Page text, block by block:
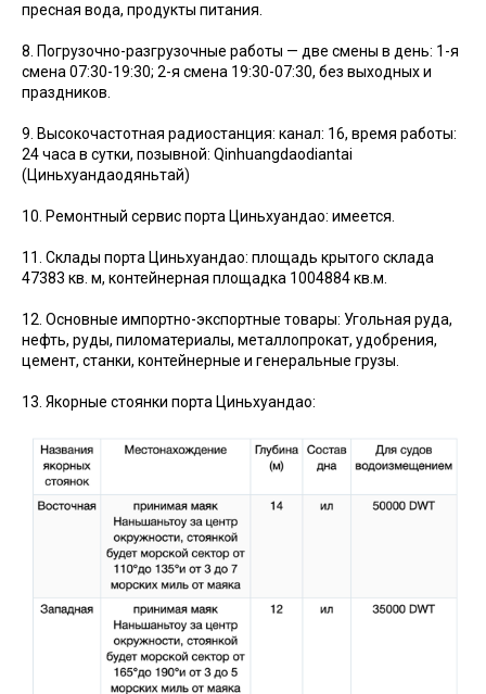
пресная вода, продукты питания.
8. Погрузочно-разгрузочные работы — две смены в день: 1-я
смена 07:30-19:30; 2-я смена 19:30-07:30, без выходных и
праздников.
9. Высокочастотная радиостанция: канал: 16, время работы:
24 часа в сутки, позывной: Qinhuangdaodiantai
(Циньхуандаодяньтай)
10. Ремонтный сервис порта Циньхуандао: имеется.
11. Склады порта Циньхуандао: площадь крытого склада
47383 кв. м, контейнерная площадка 1004884 кв.м.
12. Основные импортно-экспортные товары: Угольная руда,
нефть, руды, пиломатериалы, металлопрокат, удобрения,
цемент, станки, контейнерные и генеральные грузы.
13. Якорные стоянки порта Циньхуандао: